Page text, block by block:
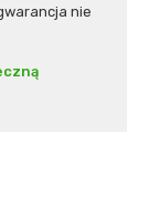
nie